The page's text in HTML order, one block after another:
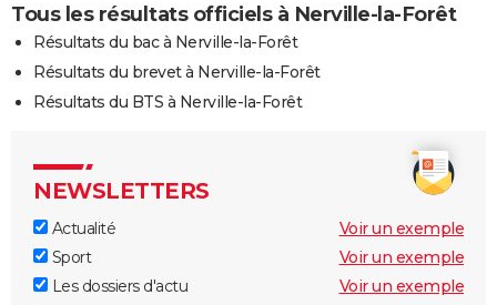
Tous les résultats officiels à Nerville-la-Forêt
Résultats du bac à Nerville-la-Forêt
Résultats du brevet à Nerville-la-Forêt
Résultats du BTS à Nerville-la-Forêt
NEWSLETTERS
Actualité
Voir un exemple
Sport
Voir un exemple
Les dossiers d'actu
Voir un exemple